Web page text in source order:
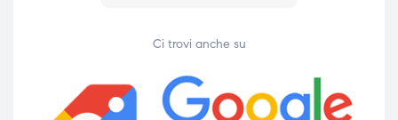
Ci trovi anche su